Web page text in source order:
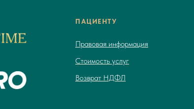
ПАЦИЕНТУ
Правовая информация
Возврат НДФЛ
Стоимость услуг